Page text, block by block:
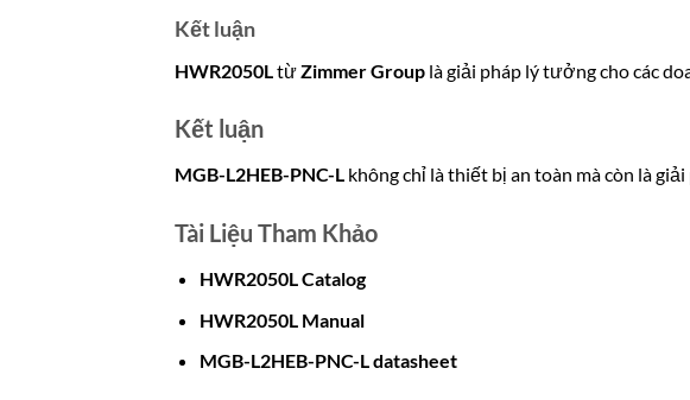
Kết luận
HWR2050L từZimmer Group là giải pháp lý tưởng cho các
Kết luận
MGB-L2HEB-PNC-L không chỉ là thiết bị an toàn mà còn là
Tài Liệu Tham Khảo
HWR2050LCatalog
HWR2050L Manual
MGB-L2HEB-PNC-L datasheet